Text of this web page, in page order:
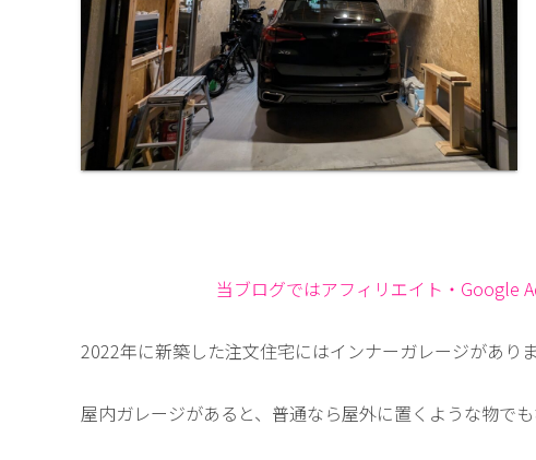
当ブログではアフィリエイト・Google
2022年に新築した注文住宅にはインナーガレージがありま
屋内ガレージがあると、普通なら屋外に置くような物で